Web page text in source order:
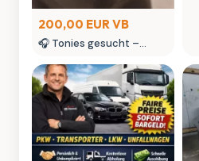
200,00 EUR VB
🎧 Tonies gesucht –
seltene Tonies
Sammlerstücke